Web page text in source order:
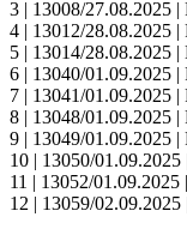
3 | 13008/27.08.2025 |
4 | 13012/28.08.2025 |
5 | 13014/28.08.2025 |
6 | 13040/01.09.2025 |
7 | 13041/01.09.2025 |
8 | 13048/01.09.2025 |
9 | 13049/01.09.2025 |
10 | 13050/01.09.2025
11 | 13052/01.09.2025
12 | 13059/02.09.2025